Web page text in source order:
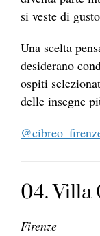
si veste di
Una scelta
desiderano
ospiti
delle insegne
04. Villa
Firenze